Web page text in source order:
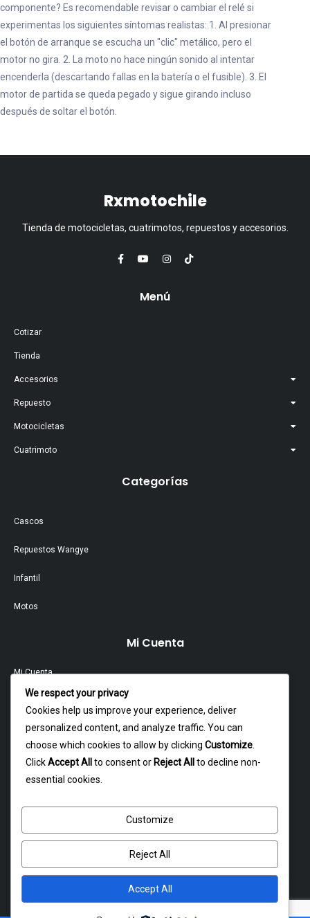
componente? Es recomendable revisar o cambiar el relé si
experimentas los siguientes síntomas realistas: 1. Al presionar
el botón de arranque se escucha un "clic" metálico, pero el
motor no gira. 2. La moto no hace ningún sonido al intentar
encenderla (descartando fallas en la batería o el fusible). 3. El
motor de partida se queda pegado y sigue girando incluso
después de soltar el botón.
Rxmotochile
Tienda de motocicletas, cuatrimotos, repuestos y accesorios.
Menú
Cotizar
Tienda
Accesorios
Repuesto
Motocicletas
Cuatrimoto
Categorías
Cascos
Repuestos Wangye
Infantil
Motos
Mi Cuenta
Mi Cuenta
Garantía Y Devoluciones
Política Y Privacidad
Dagoberto godoy 16, cerrillos
atencion@rxmotochile.cl
+56934993058
We respect your privacy
Cookies help us improve your experience, deliver
personalized content, and analyze traffic. You can
choose which cookies to allow by clicking Customize
ClickAccept All to consent or Reject All to decline non-
essential cookies.
Customize
Reject All
Accept All